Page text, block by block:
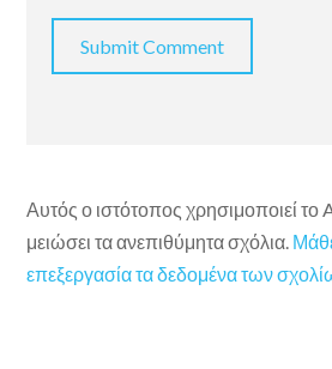
Αυτός ο ιστότοπος χρησιμοποιεί το
μειώσει τα ανεπιθύμητα σχόλια.
επεξεργασία τα δεδομένα των